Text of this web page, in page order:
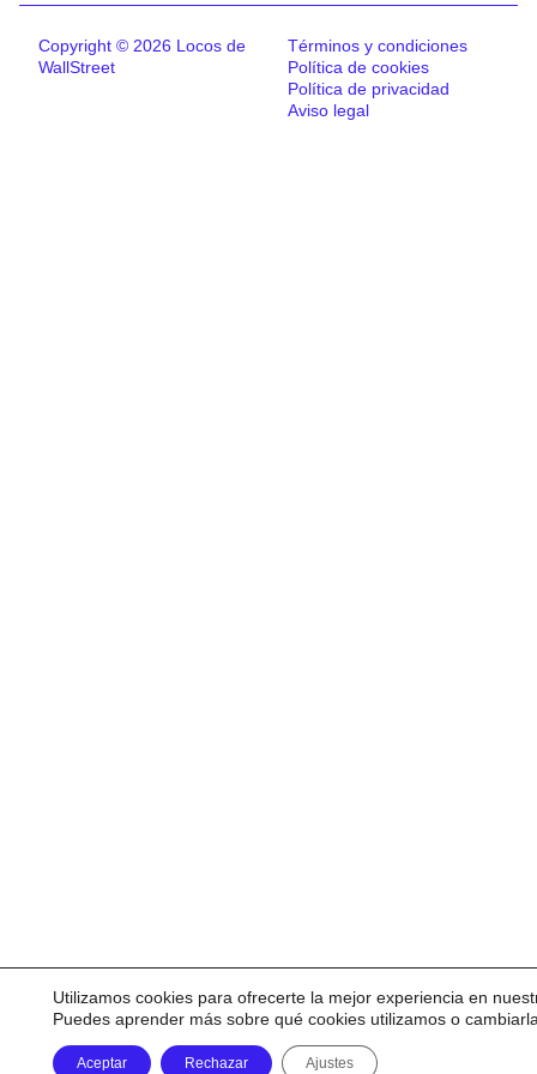
Copyright © 2026 Locos de
WallStreet
Términos y condiciones
Política de cookies
Política de privacidad
Aviso legal
Utilizamos cookies para ofrecerte la mejor experiencia en
Puedes aprender más sobre qué cookies utilizamos o
Aceptar Rechazar Ajustes